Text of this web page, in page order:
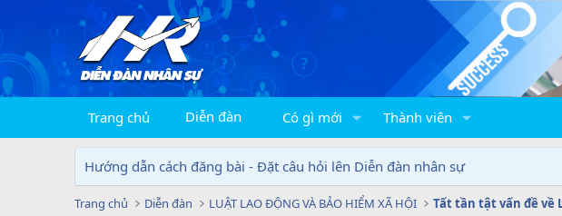
Trang chủ Diễn đàn Có gì mới Thành viên
Hướng dẫn cách đăng bài - Đặt câu hỏi lên Diễn đàn nhân sự
Trang chủ Diễn đàn LUẬT LAO ĐỘNG VÀ BẢO HIỂM XÃ HỘI Tất tần tật vấn đề về